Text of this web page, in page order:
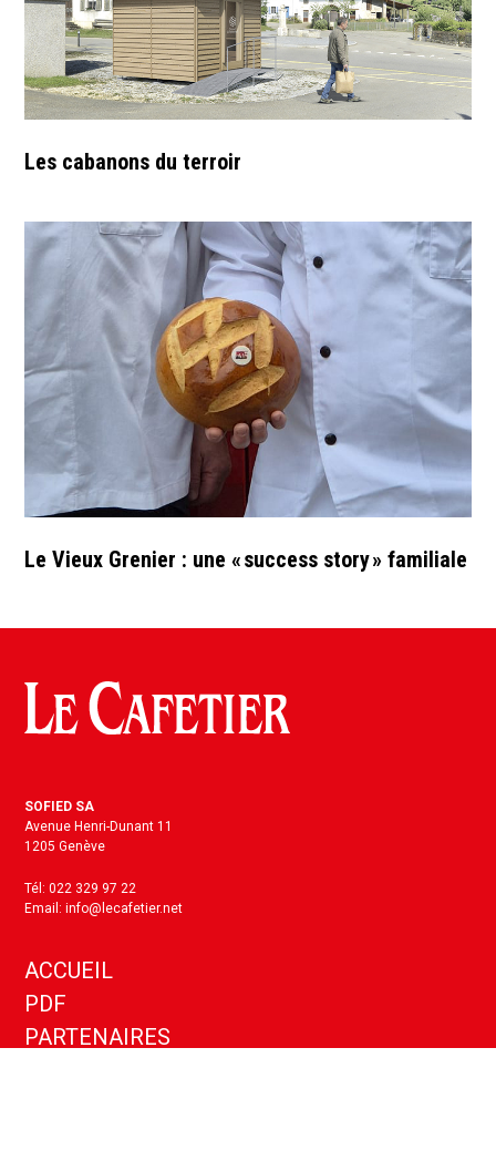
Les cabanons du terroir
Le Vieux Grenier : une « success story » familiale
SOFIED SA
Avenue Henri-Dunant 11
1205 Genève
Tél: 022 329 97 22
Email: info@lecafetier.net
ACCUEIL
PDF
PARTENAIRES